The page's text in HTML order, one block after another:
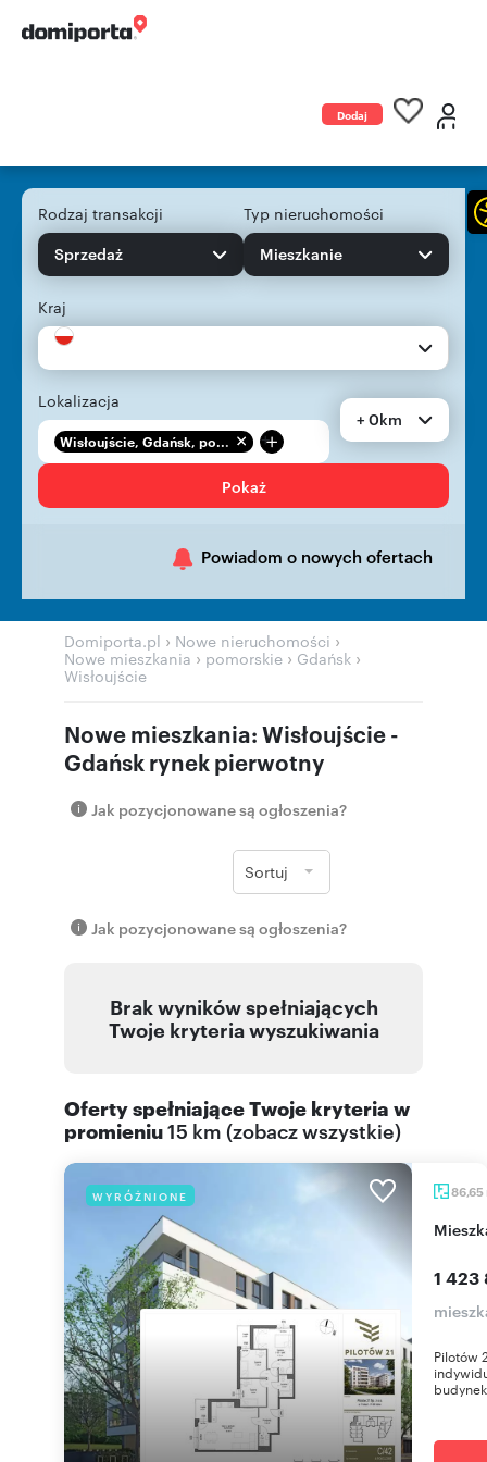
Dodaj
Rodzaj transakcji
Sprzedaż
Typ nieruchomości
Mieszkanie
Kraj
Lokalizacja
Wisłoujście, Gdańsk, po... +
+ 0km
Pokaż
Powiadom o nowych ofertach
Domiporta.pl › Nowe nieruchomości ›
Nowe mieszkania › pomorskie › Gdańsk ›
Wisłoujście
Nowe mieszkania: Wisłoujście -
Gdańsk rynek pierwotny
Jak pozycjonowane są ogłoszenia?
Sortuj
Jak pozycjonowane są ogłoszenia?
Brak wyników spełniających
Twoje kryteria wyszukiwania
Oferty spełniające Twoje kryteria w
promieniu15 km (zobacz wszystkie)
WYRÓŻNIONE 86,65
1 423
Pilotów